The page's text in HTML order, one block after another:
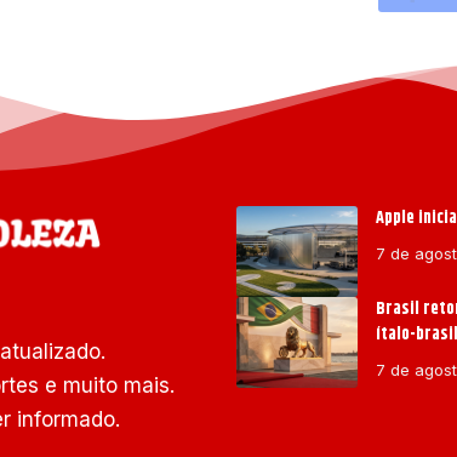
e muito mais.
informado.
Apple
7 de
Brasil
ítalo-
7 de